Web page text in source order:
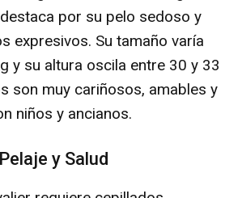
por su pelo sedoso y
expresivos. Su tamaño varía
y su altura oscila entre 30 y 33
son muy cariñosos, amables y
niños y ancianos.
y Salud